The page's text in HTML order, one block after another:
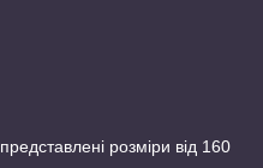
розміри від 160